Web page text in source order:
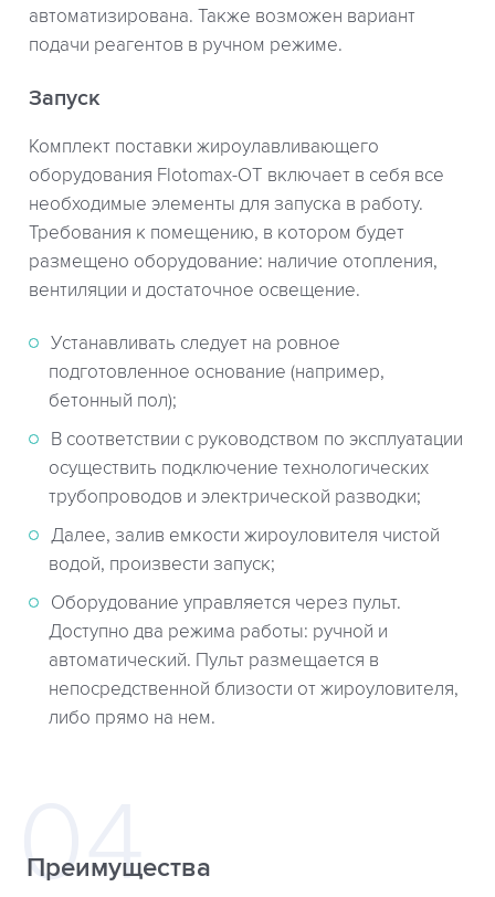
автоматизирована. Также возможен вариант
подачи реагентов в ручном режиме.
Запуск
Комплект поставки жироулавливающего
оборудования Flotomax-OT включает в себя все
необходимые элементы для запуска в работу.
Требования к помещению, в котором будет
размещено оборудование: наличие отопления,
вентиляции и достаточное освещение.
Устанавливать следует на ровное
подготовленное основание (например,
бетонный пол);
В соответствии с руководством по эксплуатации
осуществить подключение технологических
трубопроводов и электрической разводки;
Далее, залив емкости жироуловителя чистой
водой, произвести запуск;
Оборудование управляется через пульт.
Доступно два режима работы: ручной и
автоматический. Пульт размещается в
непосредственной близости от жироуловителя,
либо прямо на нем.
Преимущества